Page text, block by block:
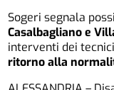
Sogeri segnala
Casalbagliano e
interventi dei
ritorno alla